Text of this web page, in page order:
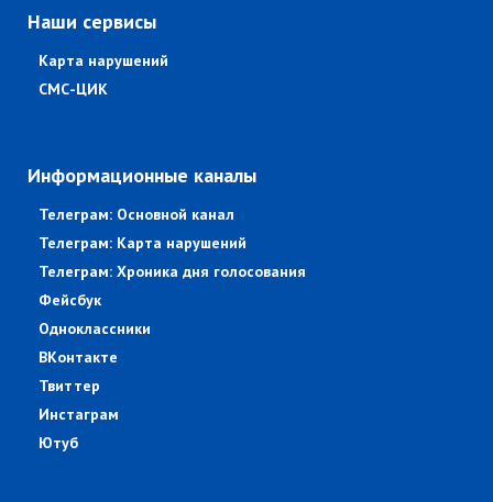
Наши сервисы
Карта нарушений
СМС-ЦИК
Информационные каналы
Телеграм: Основной канал
Телеграм: Карта нарушений
Телеграм: Хроника дня голосования
Фейсбук
Одноклассники
ВКонтакте
Твиттер
Инстаграм
Ютуб